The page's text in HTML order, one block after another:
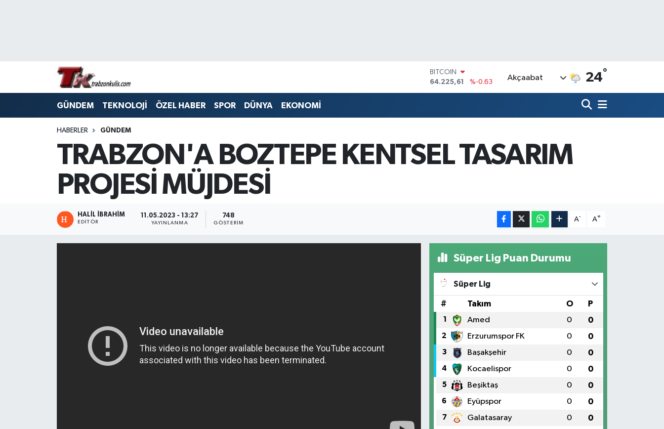
BITCOIN
64.225,61
%-0.63
DOLAR
GRAM ALTIN
6574.81
%1.44
Akçaabat 24°
GÜNDEM TEKNOLOJİ ÖZEL HABER SPOR DÜNYA EKONOMİ
HABERLER GÜNDEM
TRABZON'A BOZTEPE KENTSEL TASARIM
PROJESİ MÜJDESİ
HALİL İBRAHİM
EDITÖR
11.05.2023 - 13:27
YAYINLANMA
748
GÖSTERIM
A- A+
Süper Lig Puan Durumu
Süper Lig
# Takım O P
1 Amed 0 0
2 Erzurumspor FK 0 0
3 Başakşehir 0 0
4 Kocaelispor 0 0
5 Beşiktaş 0 0
6 Eyüpspor 0 0
7 Galatasaray 0 0
Trabzon Namaz Vakitleri
Tüm Manşetler
Son Dakika Haberleri
Haber Arşivi